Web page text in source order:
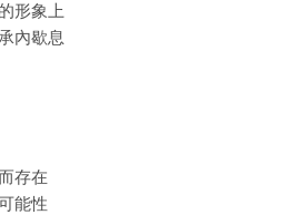
形象上
內歇息
存在
能性